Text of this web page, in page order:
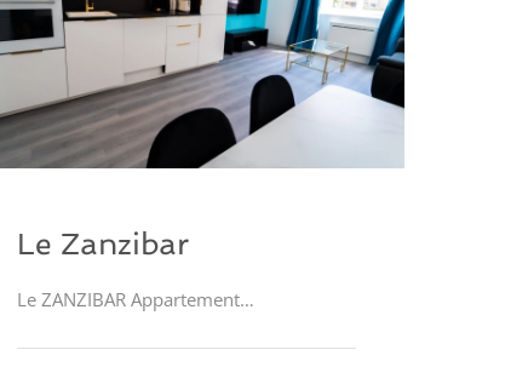
Le Zanzibar
Le ZANZIBAR Appartement…